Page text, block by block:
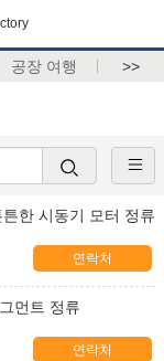
공장 여행 >>
한 시동기 모터 정류
연락처
먼트 정류
연락처